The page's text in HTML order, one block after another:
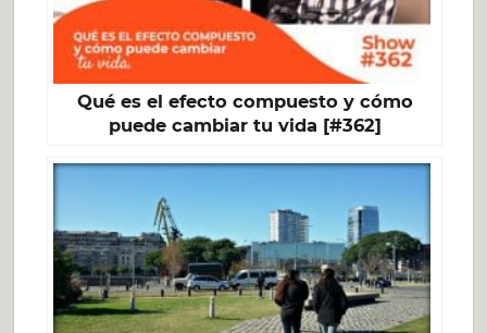
Qué es el efecto compuesto y cómo
puede cambiar tu vida [#362]